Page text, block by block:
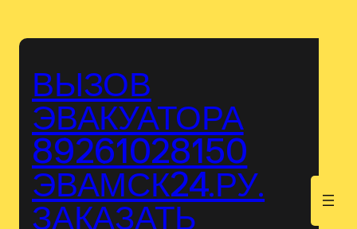
ВЫЗОВ
ЭВАКУАТОРА
89261028150
ЭВАМСК24.РУ.
ЗАКАЗАТЬ